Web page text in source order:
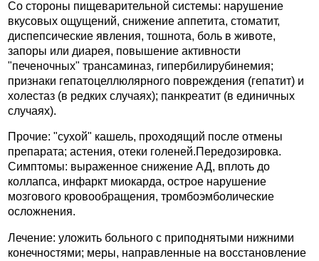
Со стороны пищеварительной системы: нарушение
вкусовых ощущений, снижение аппетита, стоматит,
диспепсические явления, тошнота, боль в животе,
запоры или диарея, повышение активности
"печеночных" трансаминаз, гипербилирубинемия;
признаки гепатоцеллюлярного повреждения (гепатит) и
холестаз (в редких случаях); панкреатит (в единичных
случаях).
Прочие: "сухой" кашель, проходящий после отмены
препарата; астения, отеки голеней.Передозировка.
Симптомы: выраженное снижение АД, вплоть до
коллапса, инфаркт миокарда, острое нарушение
мозгового кровообращения, тромбоэмболические
осложнения.
Лечение: уложить больного с приподнятыми нижними
конечностями; меры, направленные на восстановление